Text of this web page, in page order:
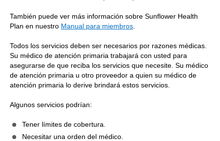
También puede ver más información sobre Sunflower Health
Plan en nuestro Manual para miembros
Todos los servicios deben ser necesarios por razones médicas.
Su médico de atención primaria trabajará con usted para
asegurarse de que reciba los servicios que necesite. Su médico
de atención primaria u otro proveedor a quien su médico de
atención primaria lo derive brindará estos servicios.
Algunos servicios podrían:
Tener límites de cobertura.
Necesitar una orden del médico.